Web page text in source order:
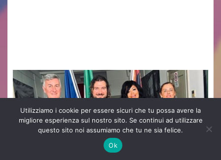
Utilizziamo i cookie per essere sicuri che tu possa avere la
migliore esperienza sul nostro sito. Se continui ad utilizzare
questo sito noi assumiamo che tu ne sia felice.
Ok